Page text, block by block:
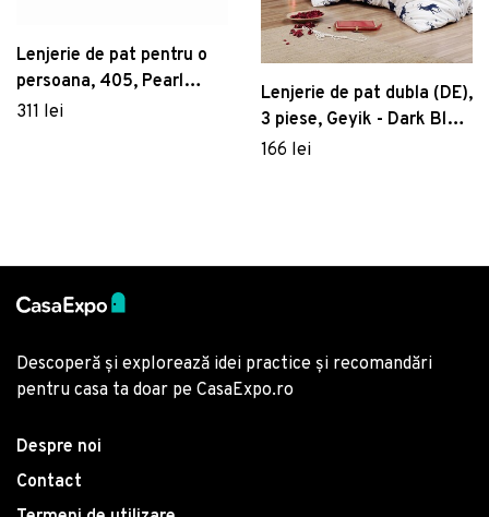
Lenjerie de pat pentru o
persoana, 405, Pearl
Home, Poliester Satinat
311 lei
Lenjerie de pat dubla (DE),
3 piese, Geyik - Dark Blue,
Eponj Home, 65%
166 lei
Descoperă și explorează idei practice și recomandări
pentru casa ta doar pe CasaExpo.ro
Despre noi
Contact